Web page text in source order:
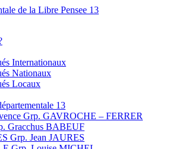
de la Libre Pensee 13
de la Libre Pensée ni dieu ni
Internationaux
Nationaux
Locaux
13
Grp. GAVROCHE – FERRER
Gracchus BABEUF
Grp. Jean JAURES